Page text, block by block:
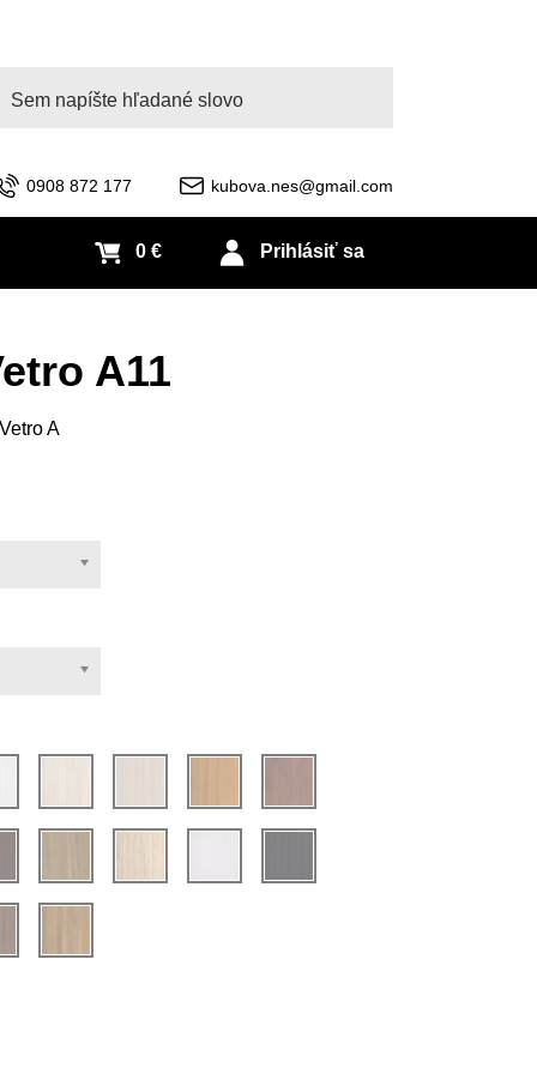
0908 872 177 kubova.nes@gmail.com
Prihlásiť sa
0 €
A11
A